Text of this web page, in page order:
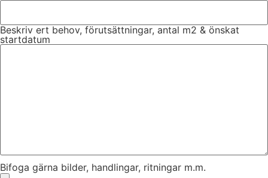
Beskriv ert behov, förutsättningar, antal m2 & önskat
startdatum
Bifoga gärna bilder, handlingar, ritningar m.m.